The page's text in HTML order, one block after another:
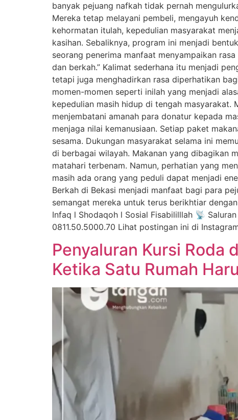
banyak pejuang nafkah tidak pernah
Mereka tetap melayani pembeli, mengayuh
kehormatan itulah, kepedulian masyarakat
kasihan. Sebaliknya, program ini menjadi
seorang penerima manfaat menyampaikan
dan berkah.” Kalimat sederhana itu menjadi
tetapi juga menghadirkan rasa diperhatikan
momen-momen seperti inilah yang menjadi
kepedulian masih hidup di tengah masyarakat.
menjembatani amanah para donatur kepada
menjaga nilai kemanusiaan. Setiap paket
sesama. Dukungan masyarakat selama ini
di berbagai wilayah. Makanan yang dibagikan
matahari terbenam. Namun, perhatian yang
masih ada orang yang peduli dapat menjadi
Berkah di Bekasi menjadi manfaat bagi para
semangat mereka untuk terus berikhtiar
Infaq l Shodaqoh l Sosial Fisabililllah 📡
0811.50.5000.70 Lihat postingan ini di
Penyaluran Kursi Roda
Ketika Satu Rumah